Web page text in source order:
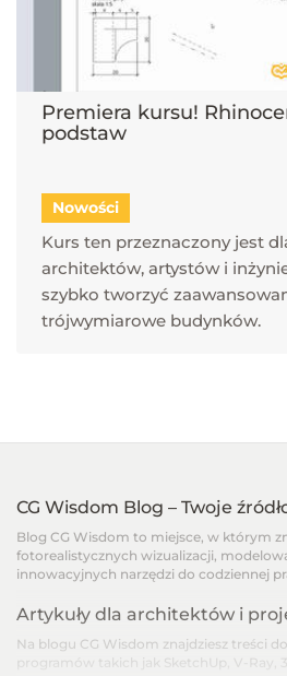
Premiera kursu!
podstaw
Nowości
Kurs ten przeznaczony jest
architektów, artystów i
szybko tworzyć
trójwymiarowe budynków.
CG Wisdom Blog – Twoje
Blog CG Wisdom to miejsce, w którym
fotorealistycznych wizualizacji,
innowacyjnych narzędzi do codziennej
Artykuły dla architektów i
Na blogu CG Wisdom znajdziesz treści
programów takich jak SketchUp, V-